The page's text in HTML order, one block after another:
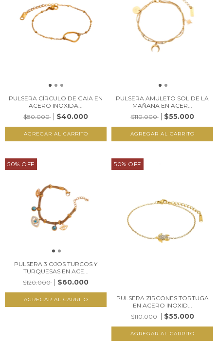
PULSERA CÍRCULO DE GAIA EN
ACERO INOXIDA...
$80.000
$40.000
PULSERA AMULETO SOL DE LA
MAÑANA EN ACER...
$110.000
$55.000
50% OFF
PULSERA 3 OJOS TURCOS Y
TURQUESAS EN ACE...
$120.000
$60.000
50% OFF
PULSERA ZIRCONES TORTUGA
EN ACERO INOXID...
$110.000
$55.000